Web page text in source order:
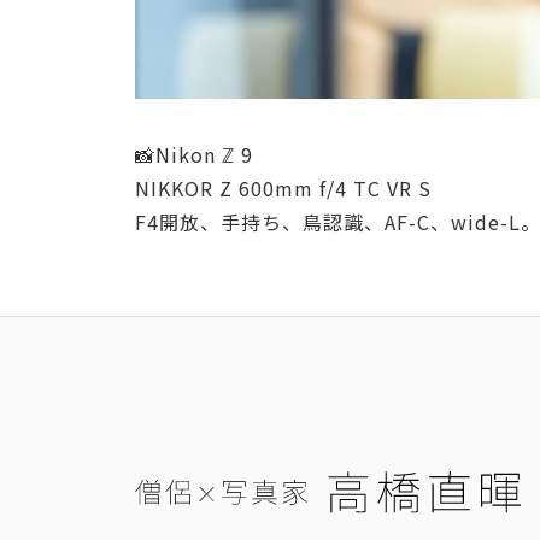
📸Nikon ℤ 9
NIKKOR Z 600mm f/4 TC VR S
F4開放、手持ち、鳥認識、AF-C、wide-L。